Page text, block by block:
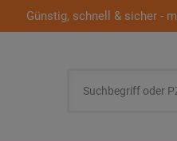
Günstig, schnell & sicher -